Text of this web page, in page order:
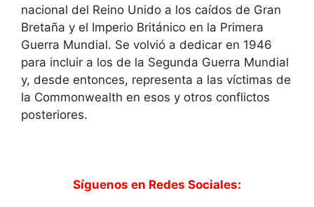
nacional del Reino Unido a los caídos de Gran
Bretaña y el Imperio Británico en la Primera
Guerra Mundial. Se volvió a dedicar en 1946
para incluir a los de la Segunda Guerra Mundial
y, desde entonces, representa a las víctimas de
la Commonwealth en esos y otros conflictos
posteriores.
Síguenos en Redes Sociales: